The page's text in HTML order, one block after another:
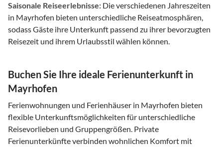
Saisonale Reiseerlebnisse: Die verschiedenen Jahreszeiten
in Mayrhofen bieten unterschiedliche Reiseatmosphären,
sodass Gäste ihre Unterkunft passend zu ihrer bevorzugten
Reisezeit und ihrem Urlaubsstil wählen können.
Buchen Sie Ihre ideale Ferienunterkunft in
Mayrhofen
Ferienwohnungen und Ferienhäuser in Mayrhofen bieten
flexible Unterkunftsmöglichkeiten für unterschiedliche
Reisevorlieben und Gruppengrößen. Private
Ferienunterkünfte verbinden wohnlichen Komfort mit